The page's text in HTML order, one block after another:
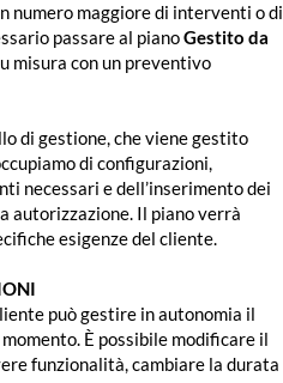
numero maggiore di interventi o di
passare al pianoGestito da
misura con un preventivo
di gestione, che viene gestito
di configurazioni,
necessari e dell’inserimento dei
autorizzazione. Il piano verrà
esigenze del cliente.
può gestire in autonomia il
È possibile modificare il
funzionalità, cambiare la durata